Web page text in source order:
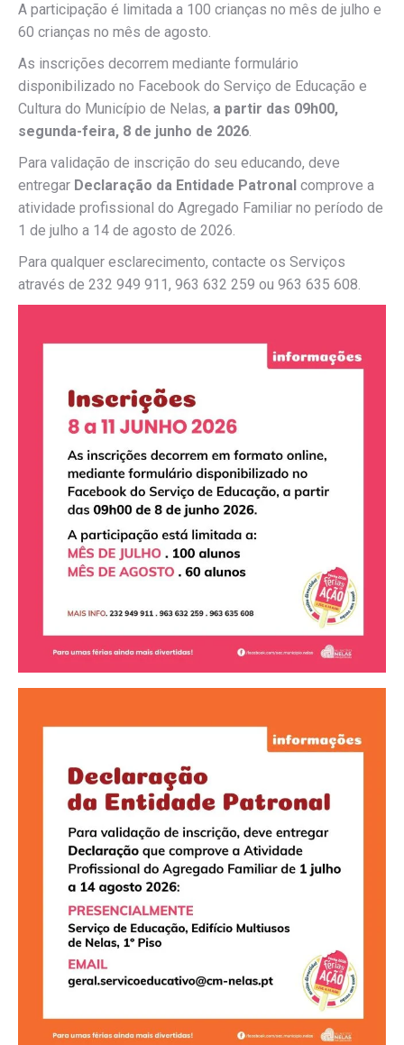
A participação é limitada a 100 crianças no mês de julho e
60 crianças no mês de agosto.
As inscrições decorrem mediante formulário
disponibilizado no Facebook do Serviço de Educação e
Cultura do Município de Nelas, a partir das 09h00,
segunda-feira, 8 de junho de 2026.
Para validação de inscrição do seu educando, deve
entregar Declaração da Entidade Patronal comprove a
atividade profissional do Agregado Familiar no período de
1 de julho a 14 de agosto de 2026.
Para qualquer esclarecimento, contacte os Serviços
através de 232 949 911, 963 632 259 ou 963 635 608.